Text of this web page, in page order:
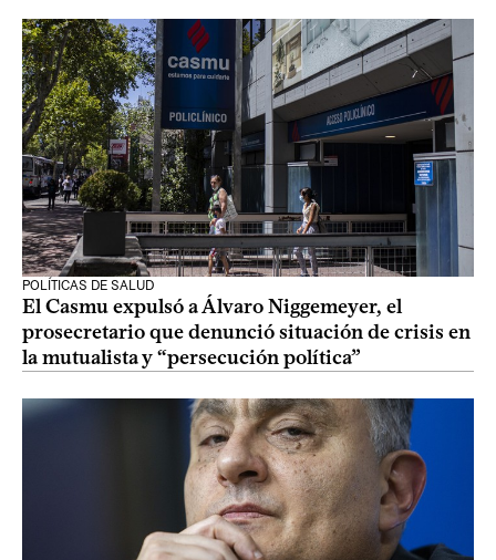
POLÍTICAS DE SALUD
El Casmu expulsó a Álvaro Niggemeyer, el
prosecretario que denunció situación de crisis en
la mutualista y “persecución política”